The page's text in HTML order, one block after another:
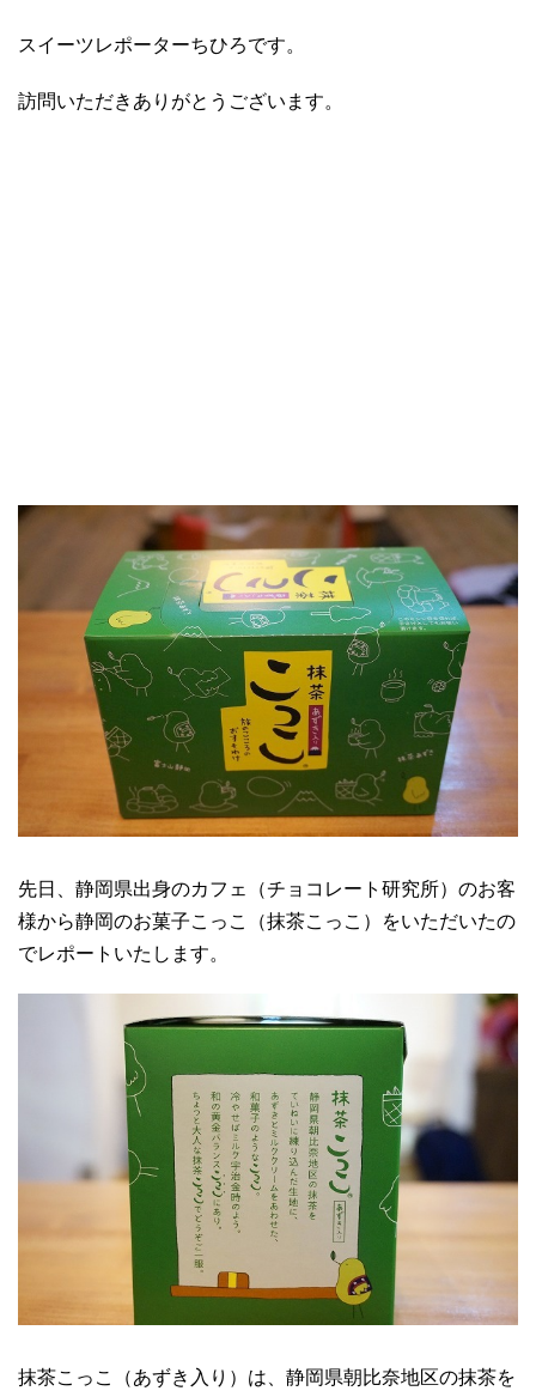
スイーツレポーターちひろです。
訪問いただきありがとうございます。
先日、静岡県出身のカフェ（チョコレート研究所）のお客
様から静岡のお菓子こっこ（抹茶こっこ）をいただいたの
でレポートいたします。
抹茶こっこ（あずき入り）は、静岡県朝比奈地区の抹茶を